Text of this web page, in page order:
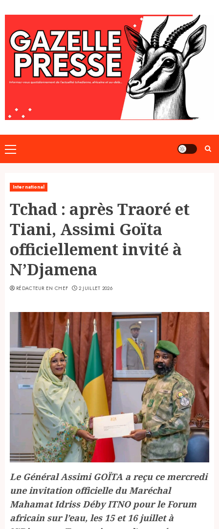
to
content
Primary
Menu
International
Tchad : après Traoré et
Tiani, Assimi Goïta
officiellement invité à
N’Djamena
RÉDACTEUR EN CHEF 2 JUILLET 2026
Le Général Assimi GOÏTA a reçu ce mercredi
une invitation officielle du Maréchal
Mahamat Idriss Déby ITNO pour le Forum
africain sur l’eau, les 15 et 16 juillet à